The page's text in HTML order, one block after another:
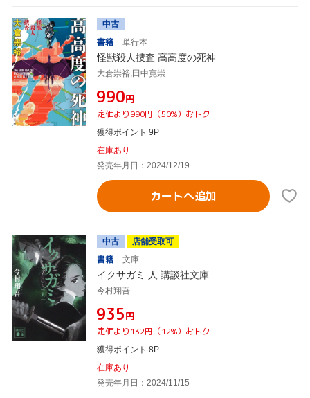
中古
書籍
単行本
怪獣殺人捜査 高高度の死神
大倉崇裕,田中寛崇
¥990円
定価より990円（50%）おトク
獲得ポイント 9P
在庫あり
発売年月日：2024/12/19
カートへ追加
中古
店舗受取可
書籍
文庫
イクサガミ 人 講談社文庫
今村翔吾
¥935円
定価より132円（12%）おトク
獲得ポイント 8P
在庫あり
発売年月日：2024/11/15